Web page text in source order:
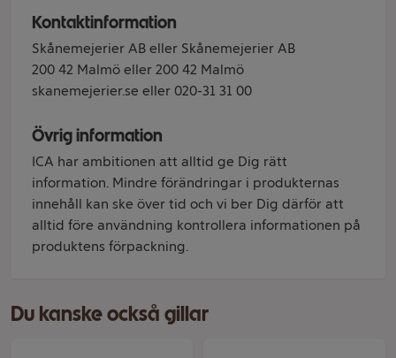
Kontaktinformation
Skånemejerier AB eller Skånemejerier AB
200 42 Malmö eller 200 42 Malmö
skanemejerier.se eller 020-31 31 00
Övrig information
ICA har ambitionen att alltid ge Dig rätt
information. Mindre förändringar i produkternas
innehåll kan ske över tid och vi ber Dig därför att
alltid före användning kontrollera informationen på
produktens förpackning.
Du kanske också gillar